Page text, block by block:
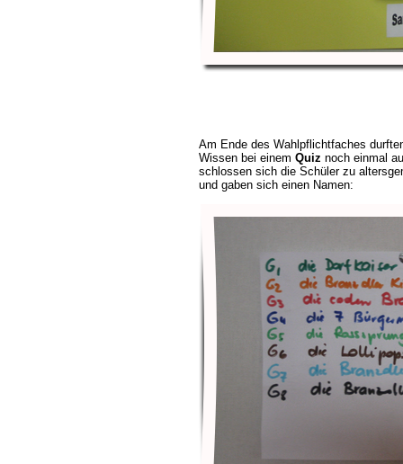
Am Ende des Wahlpflichtfaches
Wissen bei einem Quiz noch einmal
schlossen sich die Schüler zu
und gaben sich einen Namen: